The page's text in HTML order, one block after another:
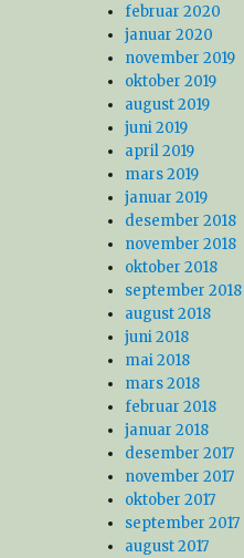
februar 2020
januar 2020
november 2019
oktober 2019
august 2019
juni 2019
april 2019
mars 2019
januar 2019
desember 2018
november 2018
oktober 2018
september 2018
august 2018
juni 2018
mai 2018
mars 2018
februar 2018
januar 2018
desember 2017
november 2017
oktober 2017
september 2017
august 2017